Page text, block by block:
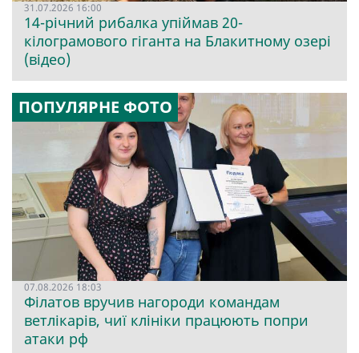
31.07.2026 16:00
14-річний рибалка упіймав 20-
кілограмового гіганта на Блакитному озері
(відео)
ПОПУЛЯРНЕ ФОТО
07.08.2026 18:03
Філатов вручив нагороди командам
ветлікарів, чиї клініки працюють попри
атаки рф